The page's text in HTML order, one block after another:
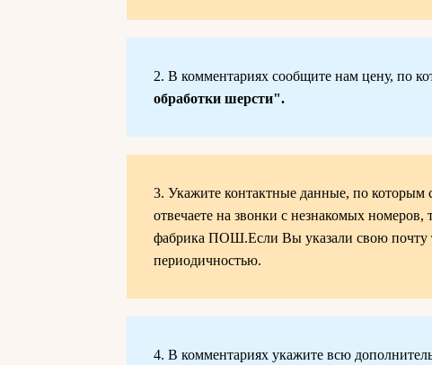
2. В комментариях сообщите нам цену, по
обработки шерсти".
3. Укажите контактные данные, по которым
отвечаете на звонки с незнакомых
фабрика ПОШ.Если Вы указали свою почту
периодичностью.
4. В комментариях укажите всю